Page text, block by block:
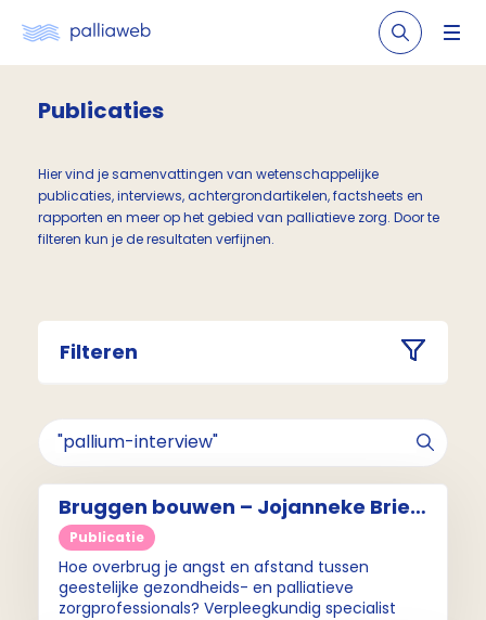
Publicaties
Hier vind je samenvattingen van wetenschappelijke
publicaties, interviews, achtergrondartikelen, factsheets en
rapporten en meer op het gebied van palliatieve zorg. Door te
filteren kun je de resultaten verfijnen.
Filteren
Bruggen bouwen – Jojanneke Briek
(Pallium interview)
Publicatie
Hoe overbrug je angst en afstand tussen
geestelijke gezondheids- en palliatieve
zorgprofessionals? Verpleegkundig specialist